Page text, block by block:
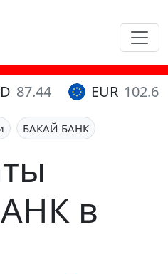
87.44 EUR 102.65
БАКАЙ БАНК
в